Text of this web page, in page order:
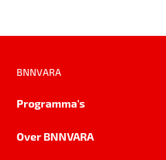
BNNVARA
Programma's
Over BNNVARA